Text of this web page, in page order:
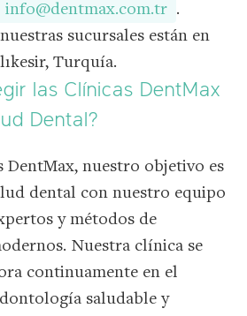
info@dentmax.com.tr .
sucursales están en
Turquía.
las Clínicas DentMax
Dental?
DentMax, nuestro objetivo es
dental con nuestro equipo
y métodos de
Nuestra clínica se
continuamente en el
saludable y